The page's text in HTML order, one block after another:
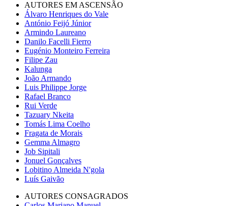
AUTORES EM ASCENSÃO
Álvaro Henriques do Vale
António Feijó Júnior
Armindo Laureano
Danilo Facelli Fierro
Eugénio Monteiro Ferreira
Filipe Zau
Kalunga
João Armando
Luis Philippe Jorge
Rafael Branco
Rui Verde
Tazuary Nkeita
Tomás Lima Coelho
Fragata de Morais
Gemma Almagro
Job Sipitali
Jonuel Gonçalves
Lobitino Almeida N'gola
Luís Gaivão
AUTORES CONSAGRADOS